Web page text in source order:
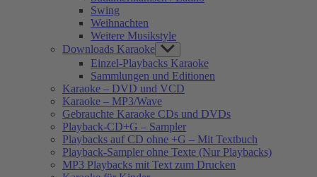
Swing
Weihnachten
Weitere Musikstyle
Downloads Karaoke Show
sub
menu
Einzel-Playbacks Karaoke
Sammlungen und Editionen
Karaoke – DVD und VCD
Karaoke – MP3/Wave
Gebrauchte Karaoke CDs und DVDs
Playback-CD+G – Sampler
Playbacks auf CD ohne +G – Mit Textbuch
Playback-Sampler ohne Texte (Nur Playbacks)
MP3 Playbacks mit Text zum Drucken